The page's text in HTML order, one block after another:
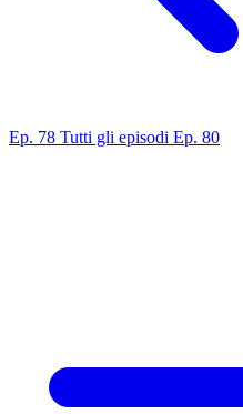
Ep. 78 Tutti gli episodi Ep. 80